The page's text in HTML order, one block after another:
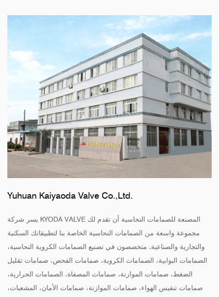
Yuhuan Kaiyaoda Valve Co.,Ltd.
يسر شركة KYODA VALVE المصنعة للصمامات النحاسية أن تقدم لك
مجموعة واسعة من الصمامات النحاسية الخاصة بنا لتطبيقاتك السكنية
والتجارية والصناعية. متخصصون في تصنيع الصمامات الكروية النحاسية،
الصمامات البوابية، الصمامات الكروية، صمامات الفحص، صمامات تقليل
الضغط، صمامات الموازنة، صمامات المصفاة، الصمامات الحرارية،
صمامات تنفيس الهواء، صمامات الموازنة، صمامات الأمان، المشعبات،